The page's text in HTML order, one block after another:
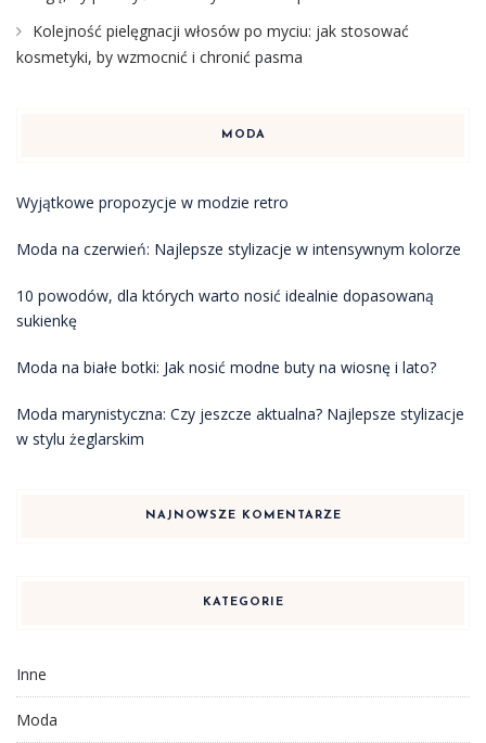
Kolejność pielęgnacji włosów po myciu: jak stosować
kosmetyki, by wzmocnić i chronić pasma
MODA
Wyjątkowe propozycje w modzie retro
Moda na czerwień: Najlepsze stylizacje w intensywnym kolorze
10 powodów, dla których warto nosić idealnie dopasowaną
sukienkę
Moda na białe botki: Jak nosić modne buty na wiosnę i lato?
Moda marynistyczna: Czy jeszcze aktualna? Najlepsze stylizacje
w stylu żeglarskim
NAJNOWSZE KOMENTARZE
KATEGORIE
Inne
Moda